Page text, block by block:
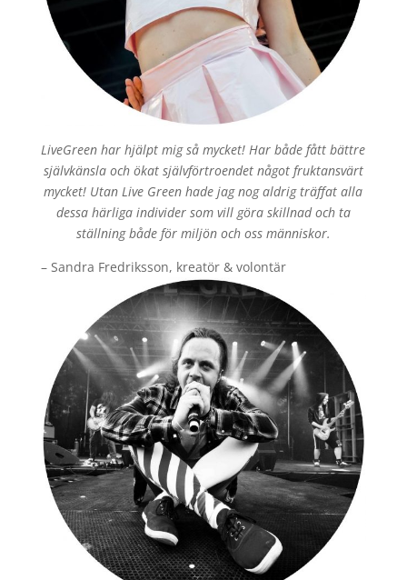
LiveGreen har hjälpt mig så mycket! Har både fått bättre
självkänsla och ökat självförtroendet något fruktansvärt
mycket! Utan Live Green hade jag nog aldrig träffat alla
dessa härliga individer som vill göra skillnad och ta
ställning både för miljön och oss människor.
– Sandra Fredriksson, kreatör & volontär